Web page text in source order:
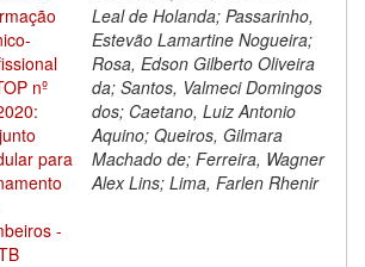
nº
para
-
Leal de Holanda; Passarinho,
Estevão Lamartine Nogueira;
Rosa, Edson Gilberto Oliveira
da; Santos, Valmeci Domingos
dos; Caetano, Luiz Antonio
Aquino; Queiros, Gilmara
Machado de; Ferreira, Wagner
Alex Lins; Lima, Farlen Rhenir